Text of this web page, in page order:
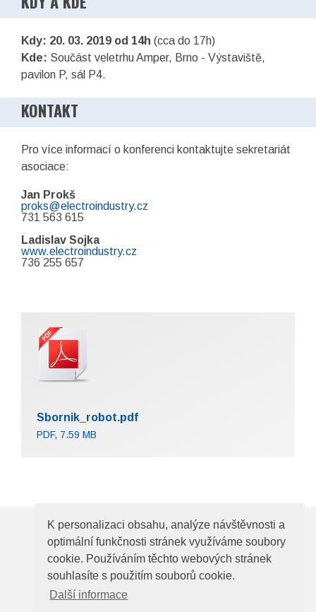
K personalizaci obsahu, analýze návštěvnosti a
optimální funkčnosti stránek využíváme soubory
cookie. Používáním těchto webových stránek
souhlasíte s použitím souborů cookie.
Další informace
Kdy: 20. 03. 2019 od 14h (cca do 17h)
Kde: Součást veletrhu Amper, Brno - Výstaviště,
pavilon P, sál P4.
KONTAKT
Pro více informací o konferenci kontaktujte sekretariát
asociace:
Jan Prokš
proks@electroindustry.cz
731 563 615
Ladislav Sojka
www.electroindustry.cz
736 255 657
Sbornik_robot.pdf
PDF, 7.59 MB
© 2026Elektrotechnická asociace České
republiky
Zelený pruh 95/97, 140 00, Praha 4, e-mail: